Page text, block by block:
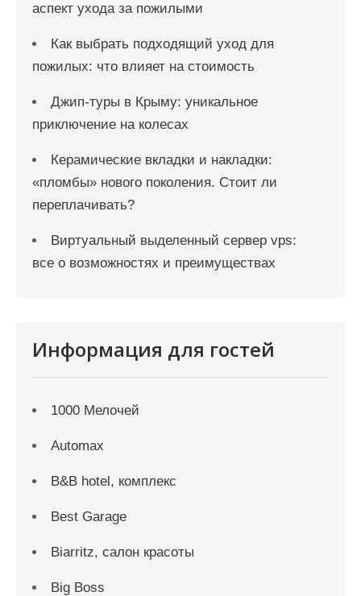
аспект ухода за пожилыми
Как выбрать подходящий уход для
пожилых: что влияет на стоимость
Джип-туры в Крыму: уникальное
приключение на колесах
Керамические вкладки и накладки:
«пломбы» нового поколения. Стоит ли
переплачивать?
Виртуальный выделенный сервер vps:
все о возможностях и преимуществах
Информация для гостей
1000 Мелочей
Automax
B&B hotel, комплекс
Best Garage
Biarritz, салон красоты
Big Boss